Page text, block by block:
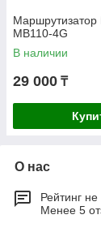
Маршрутизатор
MB110-4G
В наличии
29 000 ₸
О нас
Рейтинг
Менее 5